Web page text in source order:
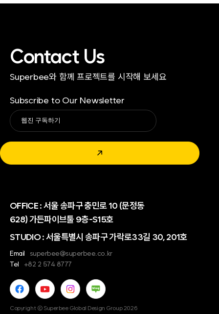
Contact Us
Superbee와 함께 프로젝트를 시작해 보세요
Subscribe to Our Newsletter
↗
Alternative:
OFFICE :서울 송파구 충민로 10 (문정동
628) 가든파이브툴 9층-S15호
STUDIO : 서울특별시 송파구 가락로33길 30, 201호
Email
superbee@superbee.co.kr
Tel
+82 2 574 8777
Copyright © Superbee Global Design Group 2026